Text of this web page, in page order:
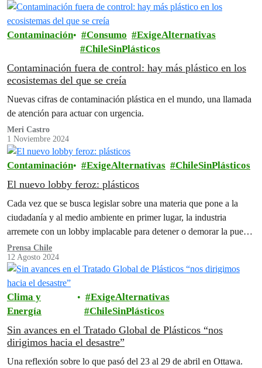
Contaminación Consumo
ExigeAlternativas
ChileSinPlásticos
Contaminación fuera de control: hay más plástico en los
ecosistemas del que se creía
Nuevas cifras de contaminación plástica en el mundo, una llamada
de atención para actuar con urgencia.
Meri Castro
1 Noviembre 2024
Contaminación ExigeAlternativas ChileSinPlásticos
El nuevo lobby feroz: plásticos
Cada vez que se busca legislar sobre una materia que pone a la
ciudadanía y al medio ambiente en primer lugar, la industria
arremete con un lobby implacable para detener o demorar la puesta
en marcha de las iniciativas planteadas.
Prensa Chile
12 Agosto 2024
Clima y
Energía
ExigeAlternativas
ChileSinPlásticos
Sin avances en el Tratado Global de Plásticos “nos
dirigimos hacia el desastre”
Una reflexión sobre lo que pasó del 23 al 29 de abril en Ottawa.